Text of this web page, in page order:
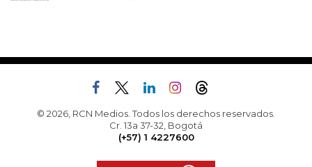
© 2026, RCN Medios. Todos los derechos reservados.
Cr. 13a 37-32, Bogotá
(+57) 1 4227600